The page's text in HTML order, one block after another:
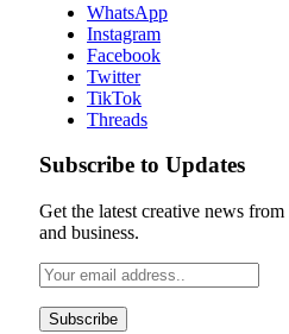
WhatsApp
Instagram
Facebook
Twitter
TikTok
Threads
Subscribe to Updates
Get the latest creative news
and business.